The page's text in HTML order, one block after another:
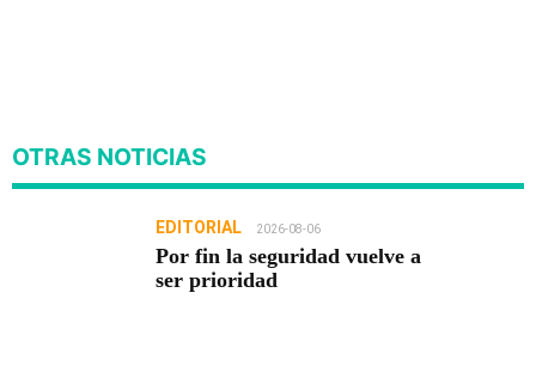
OTRAS NOTICIAS
EDITORIAL 2026-08-06
Por fin la seguridad vuelve a
ser prioridad